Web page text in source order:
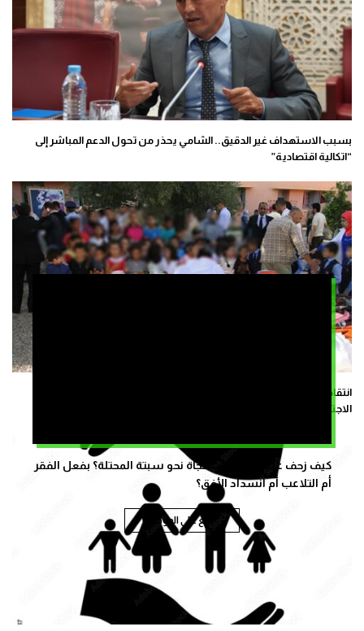
كيف زحف عشرات الالاف فجأة نحو سبتة المحتلة؟ بفعل الفقر
أم التلاعب أم انسداد الأفق؟
تابع على الموقع
بسبب الاستهداف غير الدقيق.. الشامي يحذر من تحول الدعم المباشر إلى
“اتكالية اقتصادية”
انتقادات لقرار إلغاء برنامج “مليون محفظة” بسبب إشكاليات المؤشر
الاجتماعي